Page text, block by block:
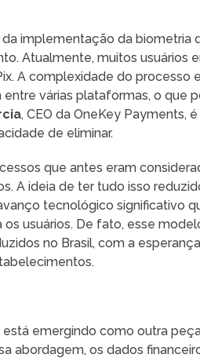
implementação da biometria
Atualmente, muitos usuários
A complexidade do processo
várias plataformas, o que
, CEO da OneKey Payments,
de eliminar.
que antes eram
A ideia de ter tudo isso
tecnológico significativo
usuários. De fato, esse
no Brasil, com a
está emergindo como outra
abordagem, os dados